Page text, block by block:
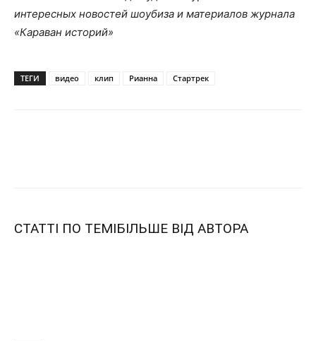
интересных новостей шоубиза и материалов журнала
«Караван историй»
ТЕГИ видео клип Рианна Стартрек
СТАТТІ ПО ТЕМІБІЛЬШЕ ВІД АВТОРА